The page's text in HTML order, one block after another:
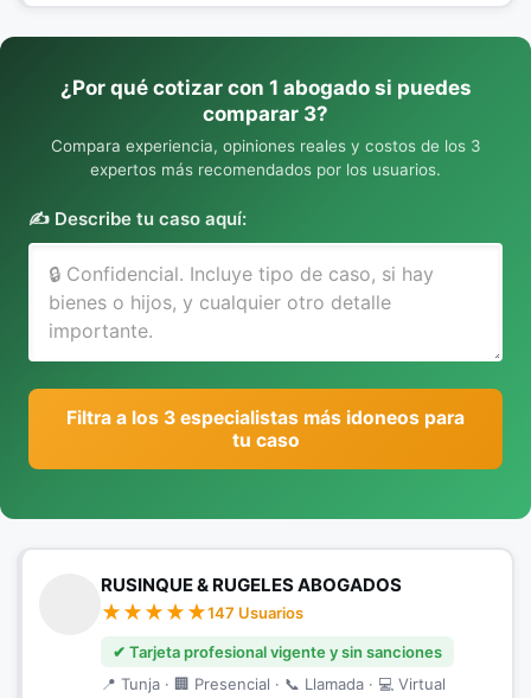
¿Por qué cotizar con 1 abogado si puedes
comparar 3?
Compara experiencia, opiniones reales y costos de los 3
expertos más recomendados por los usuarios.
✍️ Describe tu caso aquí:
Filtra a los 3 especialistas más idoneos para
tu caso
RUSINQUE & RUGELES ABOGADOS
147 Usuarios
✔ Tarjeta profesional vigente y sin sanciones
📍 Tunja · 🏢 Presencial · 📞 Llamada · 💻 Virtual